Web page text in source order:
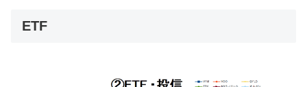
ETF